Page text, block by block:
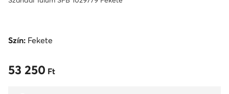
Szín: Fekete
53 250 Ft
53 250 Ft